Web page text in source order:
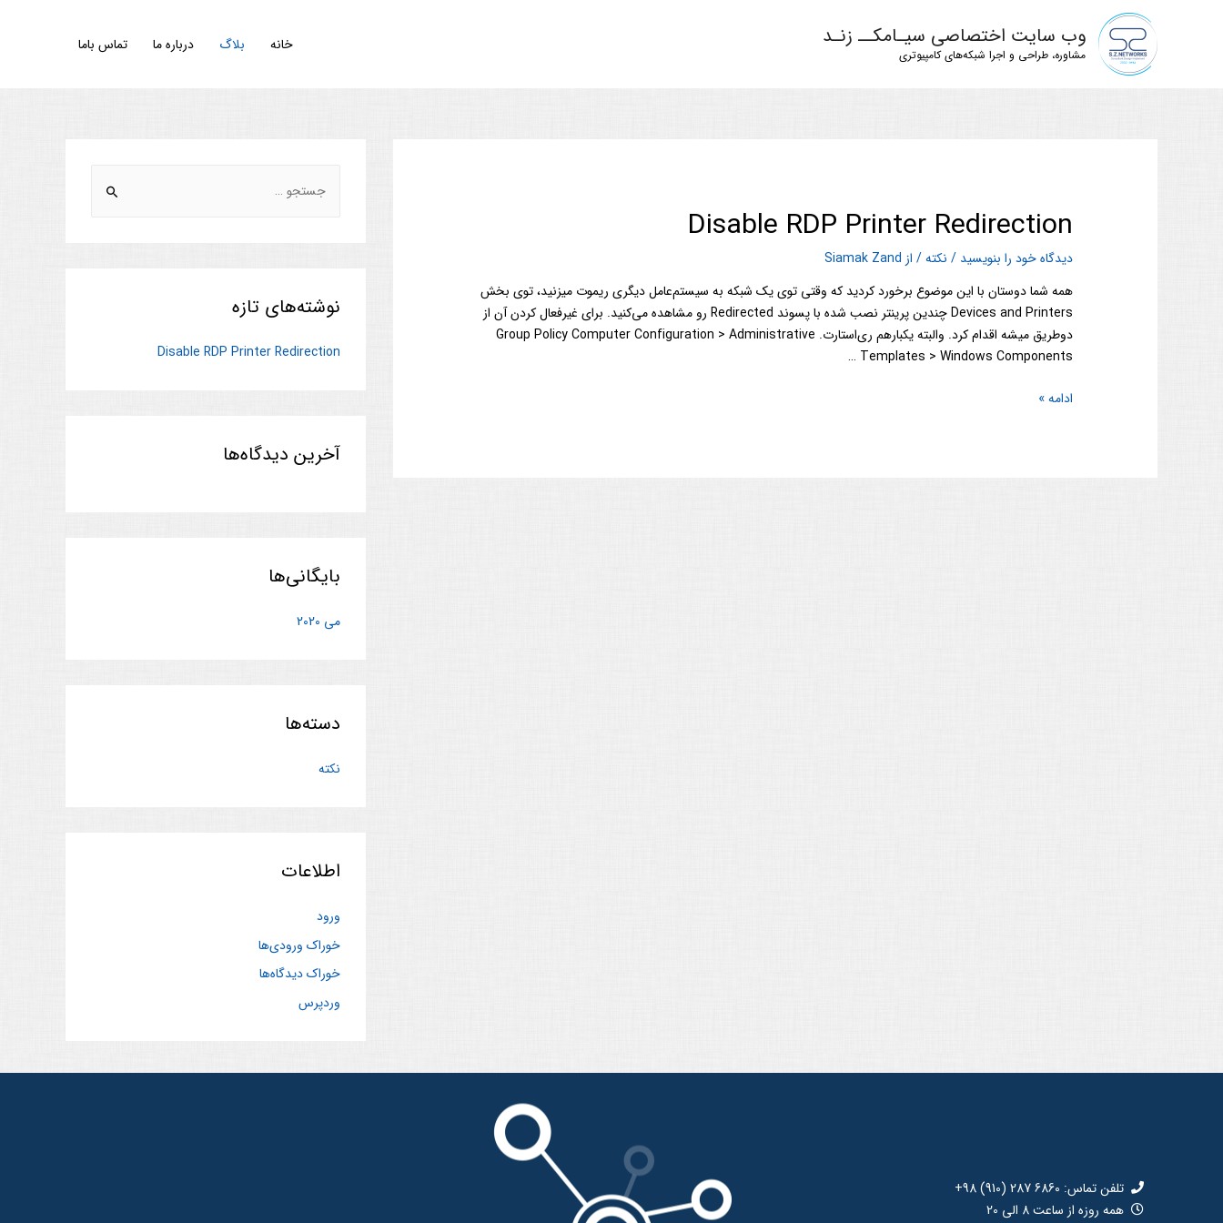
وب سایت اختصاصی سیـامکــ زنـد
مشاوره، طراحی و اجرا شبکه‌های کامپیوتری
خانه بلاگ درباره ما تماس باما
Disable RDP Printer Redirection
دیدگاه‌ خود را بنویسید / نکته/ از Siamak Zand
همه شما دوستان با این موضوع برخورد کردید که وقتی توی یک شبکه به سیستم‌عامل دیگری ریموت میزنید، توی بخش
Devices and Printers چندین پرینتر نصب شده با پسوند Redirected رو مشاهده می‌کنید. برای غیرفعال کردن آن از
دوطریق میشه اقدام کرد. والبته یکبارهم ری‌استارت. Group Policy Computer Configuration > Administrative
Templates > Windows Components …
ادامه »
نوشته‌های تازه
Disable RDP Printer Redirection
آخرین دیدگاه‌ها
بایگانی‌ها
می 2020
دسته‌ها
نکته
اطلاعات
ورود
خوراک ورودی‌ها
خوراک دیدگاه‌ها
وردپرس
تلفن تماس: 6860 287 (910) 98+
همه روزه از ساعت 8 الی 20